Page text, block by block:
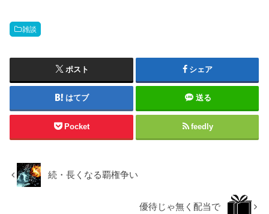
雑談
ポスト シェア
はてブ 送る
Pocket feedly
続・長くなる覇権争い
優待じゃ無く配当で